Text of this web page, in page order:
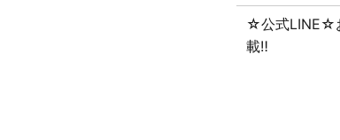
☆公式LINE☆
載‼